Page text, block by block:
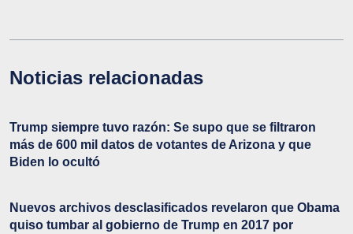
Noticias relacionadas
Trump siempre tuvo razón: Se supo que se filtraron
más de 600 mil datos de votantes de Arizona y que
Biden lo ocultó
Nuevos archivos desclasificados revelaron que Obama
quiso tumbar al gobierno de Trump en 2017 por